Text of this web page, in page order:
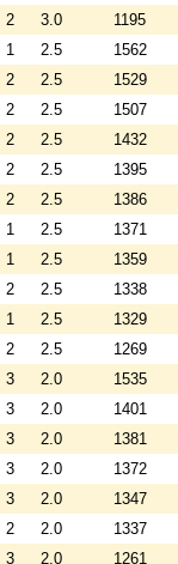
2 3.0 1195
1 2.5 1562
2 2.5 1529
2 2.5 1507
2 2.5 1432
2 2.5 1395
2 2.5 1386
1 2.5 1371
1 2.5 1359
2 2.5 1338
1 2.5 1329
2 2.5 1269
3 2.0 1535
3 2.0 1401
3 2.0 1381
3 2.0 1372
3 2.0 1347
2 2.0 1337
3 2.0 1261